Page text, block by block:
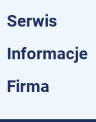
Serwis
Informacje
Firma